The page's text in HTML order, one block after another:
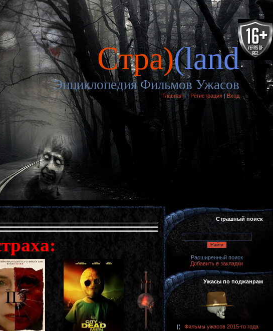
Cтра)(land
Энциклопедия Фильмов Ужасов
Главная| |Регистрация|Вход
Страшный поиск
Расширенный поиск
Добавить в закладки
Ужасы по поджанрам
Фильмы ужасов 2015-го года